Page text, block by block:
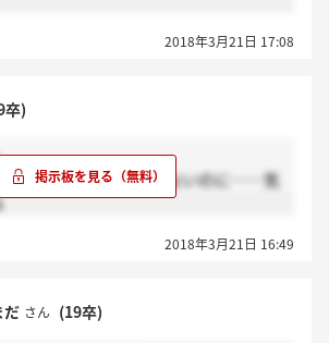
2018年3月21日 17:08
卒)
た！説明会すら行ってないのに……気
2018年3月21日 16:49
だ さん (19卒)